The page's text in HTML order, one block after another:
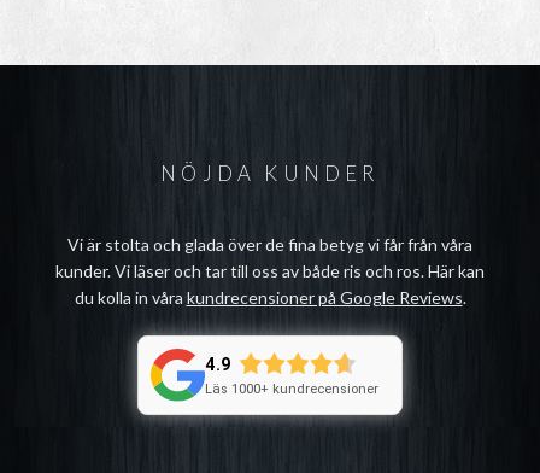
NÖJDA KUNDER
Vi är stolta och glada över de fina betyg vi får från våra
kunder. Vi läser och tar till oss av både ris och ros. Här kan
du kolla in våra kundrecensioner på Google Reviews.
4.9
Läs 1000+ kundrecensioner